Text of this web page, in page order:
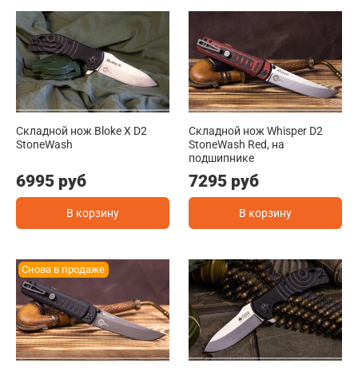
Складной нож Bloke X D2
StoneWash
6995 руб
В корзину
Складной нож Whisper D2
StoneWash Red, на
подшипнике
7295 руб
В корзину
Снова в продаже